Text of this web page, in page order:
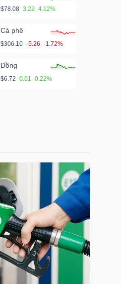
$78.08 3.22 4.12%
Cà phê
$306.10 -5.26 -1.72%
Đồng
$6.72 0.01 0.22%